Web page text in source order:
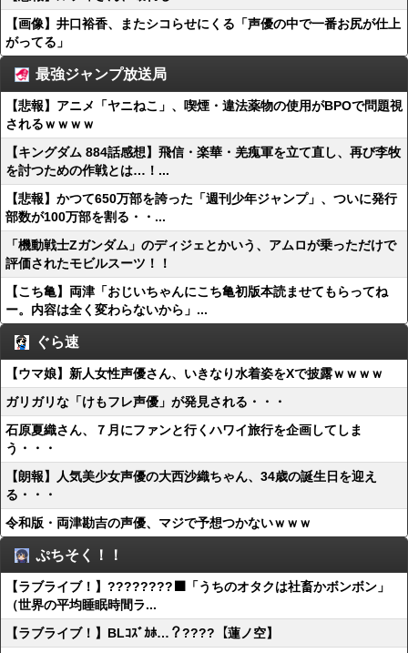
【画像】井口裕香、またシコらせにくる「声優の中で一番お尻が仕上
がってる」
最強ジャンプ放送局
【悲報】アニメ「ヤニねこ」、喫煙・違法薬物の使用がBPOで問題視
されるｗｗｗｗ
【キングダム 884話感想】飛信・楽華・羌瘣軍を立て直し、再び李牧
を討つための作戦とは…！...
【悲報】かつて650万部を誇った「週刊少年ジャンプ」、ついに発行
部数が100万部を割る・・...
「機動戦士Ζガンダム」のディジェとかいう、アムロが乗っただけで
評価されたモビルスーツ！！
【こち亀】両津「おじいちゃんにこち亀初版本読ませてもらってね
ー。内容は全く変わらないから」...
ぐら速
【ウマ娘】新人女性声優さん、いきなり水着姿をXで披露ｗｗｗｗ
ガリガリな「けもフレ声優」が発見される・・・
石原夏織さん、７月にファンと行くハワイ旅行を企画してしま
う・・・
【朗報】人気美少女声優の大西沙織ちゃん、34歳の誕生日を迎え
る・・・
令和版・両津勘吉の声優、マジで予想つかないｗｗｗ
ぷちそく！！
【ラブライブ！】????????‍⬛「うちのオタクは社畜かボンボン」
（世界の平均睡眠時間ラ...
【ラブライブ！】BLｺｽﾞｶﾎ…？????【蓮ノ空】